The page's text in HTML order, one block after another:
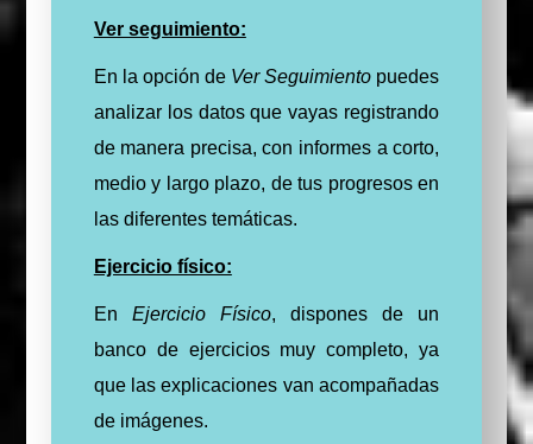
Ver seguimiento:
En la opción de Ver Seguimiento puedes
analizar los datos que vayas registrando
de manera precisa, con informes a corto,
medio y largo plazo, de tus progresos en
las diferentes temáticas.
Ejercicio físico:
En Ejercicio Físico, dispones de un
banco de ejercicios muy completo, ya
que las explicaciones van acompañadas
de imágenes.